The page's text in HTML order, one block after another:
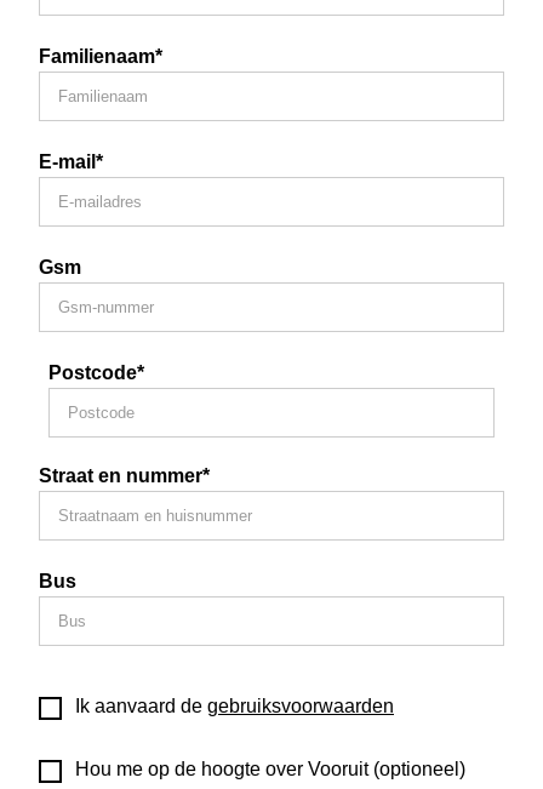
Familienaam*
E-mail*
Gsm
Postcode*
Straat en nummer*
Bus
Ik aanvaard de gebruiksvoorwaarden
Hou me op de hoogte over Vooruit (optioneel)